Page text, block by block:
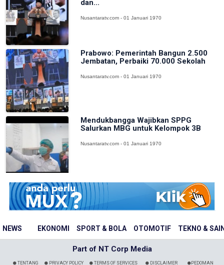
NEWS EKONOMI SPORT & BOLA OTOMOTIF TEKNO &
dan...
Nusantaratv.com - 01 Januari 1970
Prabowo: Pemerintah Bangun 2.500
Jembatan, Perbaiki 70.000 Sekolah
Nusantaratv.com - 01 Januari 1970
Mendukbangga Wajibkan SPPG
Salurkan MBG untuk Kelompok 3B
Nusantaratv.com - 01 Januari 1970
Part of NT Corp Media
TENTANG PRIVACY POLICY TERMS OF SERVICES DISCLAIMER PEDOMAN